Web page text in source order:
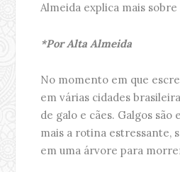
Almeida explica mais
*Por Alta Almeida
No momento em que
em várias cidades
de galo e cães. Galgos
mais a rotina estressante,
em uma árvore para